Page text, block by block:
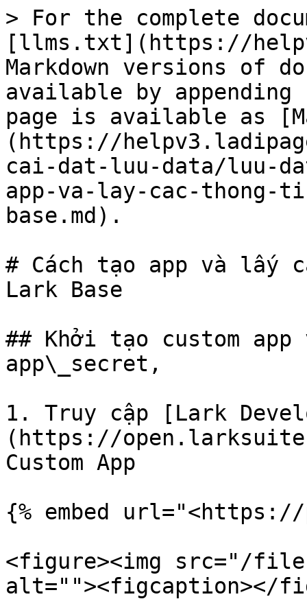
> For the complete
[llms.txt](https://
Markdown versions of
available by
page is available as
(https://
cai-dat-luu-data/luu-
app-va-lay-cac-thong-
base.md).
# Cách tạo app và lấy
Lark Base
## Khởi tạo custom
app\_secret,
1. Truy cập [Lark
(https://
Custom App
{% embed
<figure><img src="/files/
alt=""><figcaption></